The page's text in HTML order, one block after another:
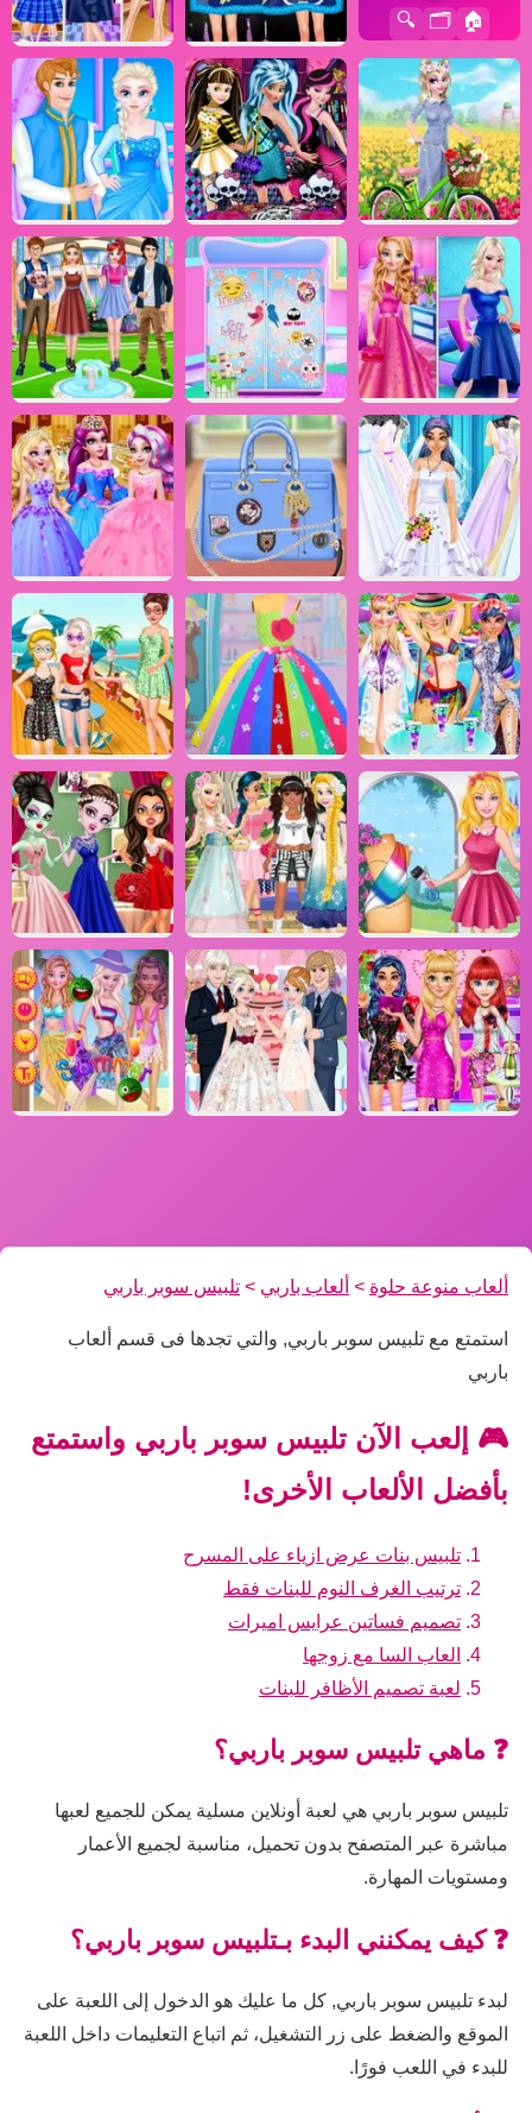
🏠
🗂️
🔍
ألعاب منوعة حلوة > ألعاب باربي > تلبيس سوبر باربي
استمتع مع تلبيس سوبر باربي, والتي تجدها فى قسم ألعاب
باربي
🎮 إلعب الآن تلبيس سوبر باربي واستمتع
بأفضل الألعاب الأخرى!
تلبيس بنات عرض ازياء على المسرح
ترتيب الغرف النوم للبنات فقط
تصميم فساتين عرايس اميرات
العاب السا مع زوجها
لعبة تصميم الأظافر للبنات
❓ ماهي تلبيس سوبر باربي؟
تلبيس سوبر باربي هي لعبة أونلاين مسلية يمكن للجميع لعبها
مباشرة عبر المتصفح بدون تحميل، مناسبة لجميع الأعمار
ومستويات المهارة.
❓ كيف يمكنني البدء بـتلبيس سوبر باربي؟
لبدء تلبيس سوبر باربي, كل ما عليك هو الدخول إلى اللعبة على
الموقع والضغط على زر التشغيل، ثم اتباع التعليمات داخل اللعبة
للبدء في اللعب فورًا.